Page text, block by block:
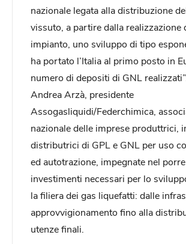
nazionale legata alla distribuzione
vissuto, a partire dalla realizzazione
impianto, uno sviluppo di tipo
ha portato l’Italia al primo posto in
numero di depositi di GNL
Andrea Arzà, presidente
Assogasliquidi/Federchimica,
nazionale delle imprese produttrici,
distributrici di GPL e GNL per uso
ed autotrazione, impegnate nel
investimenti necessari per lo
la filiera dei gas liquefatti: dalle
approvvigionamento fino alla
utenze finali.